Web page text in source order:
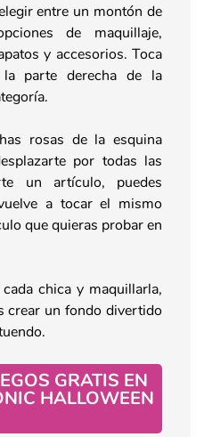
entre un montón de
de maquillaje,
y accesorios. Toca
parte derecha de la
rosas de la esquina
por todas las
un artículo, puedes
a tocar el mismo
que quieras probar en
chica y maquillarla,
crear un fondo divertido
GRATIS EN
HALLOWEEN